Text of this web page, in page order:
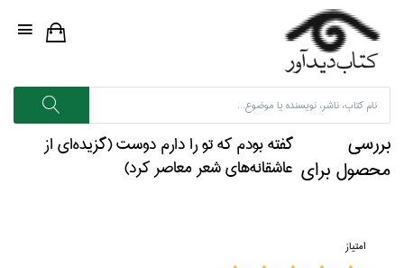
بررسی
محصول برای
گفته بودم كه تو را دارم دوست (گزيده‌اي از
عاشقانه‌هاي شعر معاصر كرد)
امتیاز